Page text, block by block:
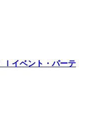
ｌイベント・パーテ